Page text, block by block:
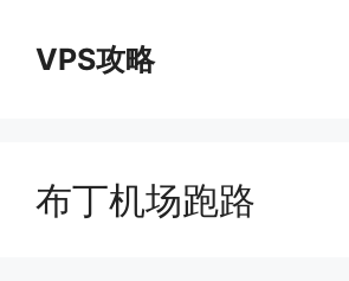
VPS攻略
布丁机场跑路